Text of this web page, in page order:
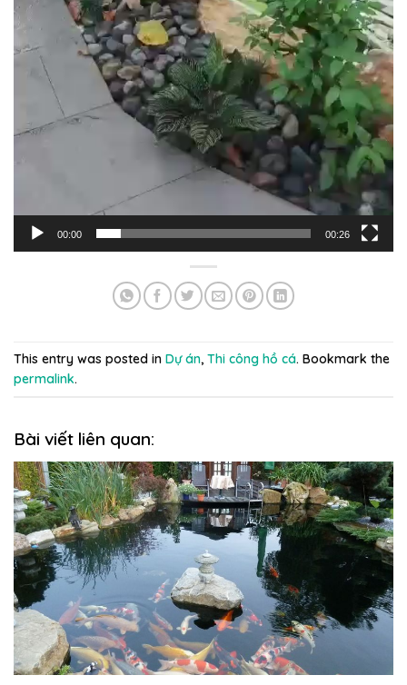
00:00 00:26
This entry was posted in Dự án, Thi công hồ cá. Bookmark the
permalink.
Bài viết liên quan: